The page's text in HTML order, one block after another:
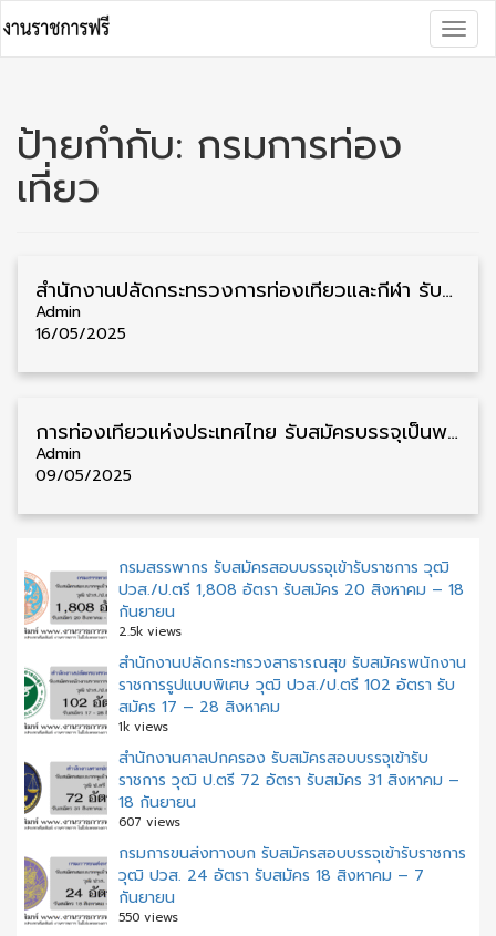
to
content
ป้ายกำกับ: กรมการท่อง
เที่ยว
สำนักงานปลัดกระทรวงการท่องเที่ยวและกีฬา รับสมัครคัดเลือกพนักงานราชการ วุฒิ ป.ตรี ทุกสาขา 39 อัตรา รับสมัคร 26 พฤษภาคม – 6 มิถุนายน
Admin
16/05/2025
การท่องเที่ยวแห่งประเทศไทย รับสมัครบรรจุเป็นพนักงาน วุฒิ ป.ตรี/ป.โท 43 อัตรา รับสมัคร 10 – 18 พฤษภาคม
Admin
09/05/2025
กรมสรรพากร รับสมัครสอบบรรจุเข้ารับราชการ วุฒิ
ปวส./ป.ตรี 1,808 อัตรา รับสมัคร 20 สิงหาคม – 18
กันยายน
2.5k views
สำนักงานปลัดกระทรวงสาธารณสุข รับสมัครพนักงาน
ราชการรูปแบบพิเศษ วุฒิ ปวส./ป.ตรี 102 อัตรา รับ
สมัคร 17 – 28 สิงหาคม
1k views
สํานักงานศาลปกครอง รับสมัครสอบบรรจุเข้ารับ
ราชการ วุฒิ ป.ตรี 72 อัตรา รับสมัคร 31 สิงหาคม –
18 กันยายน
607 views
กรมการขนส่งทางบก รับสมัครสอบบรรจุเข้ารับราชการ
วุฒิ ปวส. 24 อัตรา รับสมัคร 18 สิงหาคม – 7
กันยายน
550 views